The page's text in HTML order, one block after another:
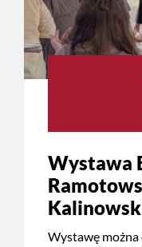
Wystawa
Wystawę można